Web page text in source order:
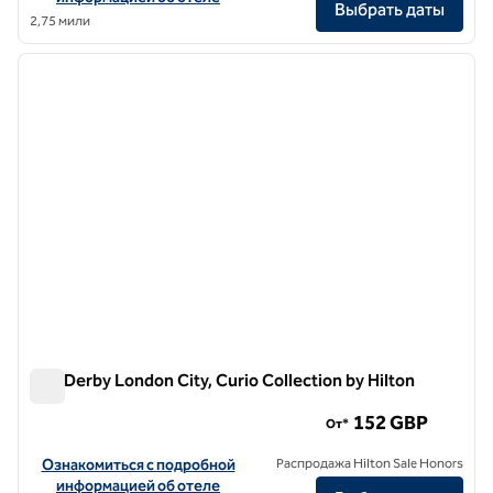
2,75 мили
Выбрать даты
1/11
1 из 11
The Derby London City, Curio Collection by Hilton
Посмотреть информацию об отеле The Derby London City,
Ознакомиться с подробной
информацией об отеле
От* 152 GBP
Распродажа Hilton Sale Honors